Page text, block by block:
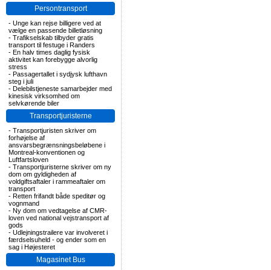
Persontransport
- Unge kan rejse billigere ved at
vælge en passende billetløsning
- Trafikselskab tilbyder gratis
transport til festuge i Randers
- En halv times daglig fysisk
aktivitet kan forebygge alvorlig
stress
- Passagertallet i sydjysk lufthavn
steg i juli
- Delebilstjeneste samarbejder med
kinesisk virksomhed om
selvkørende biler
Transportjuristerne
- Transportjuristen skriver om
forhøjelse af
ansvarsbegrænsningsbeløbene i
Montreal-konventionen og
Luftfartsloven
- Transportjuristerne skriver om ny
dom om gyldigheden af
voldgiftsaftaler i rammeaftaler om
transport
- Retten frifandt både speditør og
vognmand
- Ny dom om vedtagelse af CMR-
loven ved national vejstransport af
gods
- Udlejningstrailere var involveret i
færdselsuheld - og ender som en
sag i Højesteret
Magasinet Bus